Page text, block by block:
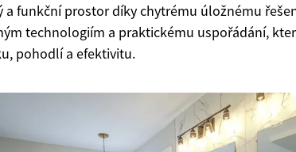
a funkční prostor díky chytrému úložnému
technologiím a praktickému uspořádání,
pohodlí a efektivitu.